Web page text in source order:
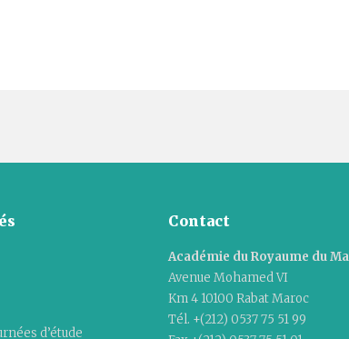
d’étude
Contact
Académie du Royaume du
Avenue Mohamed VI
Km 4 10100 Rabat Maroc
Tél. +(212) 0537 75 51 99